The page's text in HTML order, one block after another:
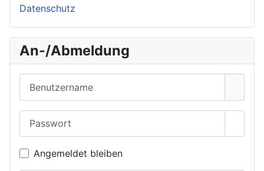
Datenschutz
An-/Abmeldung
Angemeldet bleiben